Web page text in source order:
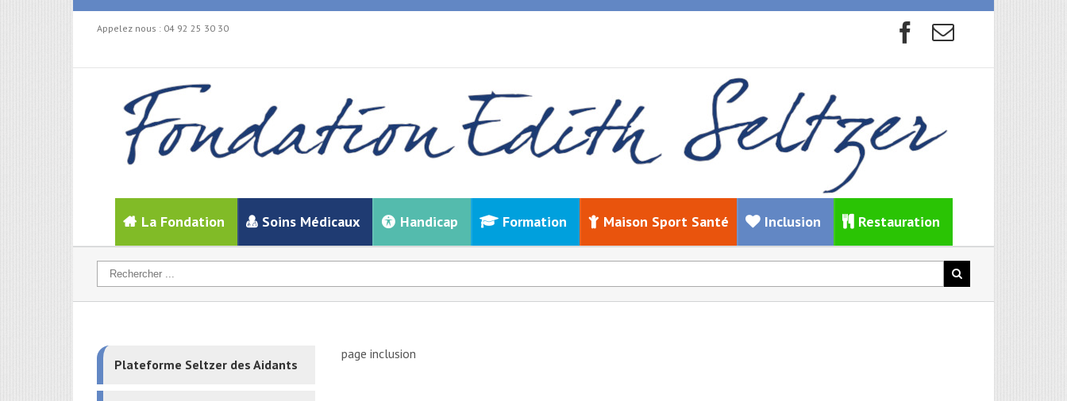
Appelez nous : 04 92 25 30 30
La Fondation Soins Médicaux Handicap Formation Maison Sport Santé Inclusion Restauration
page inclusion
Plateforme Seltzer des Aidants